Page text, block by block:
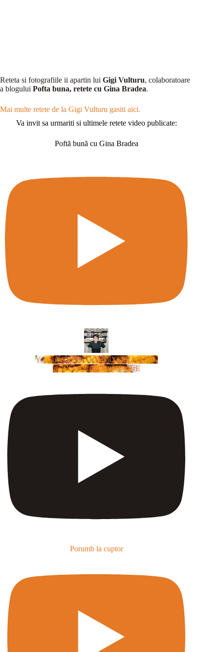
Reteta si fotografiile ii apartin lui Gigi Vulturu, colaboratoare
a blogului Pofta buna, retete cu Gina Bradea.
Mai multe retete de la Gigi Vulturu gasiti aici.
Va invit sa urmariti si ultimele retete video publicate:
Poftă bună cu Gina Bradea
YouTube Video UCm5llXSLY4CyCX-
zC8XosTw_huaQwN_rBrE
Porumb la cuptor